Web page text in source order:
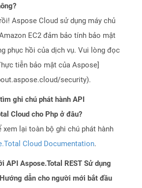
Aspose Cloud sử dụng máy chủ
EC2 đảm bảo tính bảo mật
phục hồi của dịch vụ. Vui lòng đọc
tiễn bảo mật của Aspose]
security).
ghi chú phát hành API
Cloud cho Php ở đâu?
xem lại toàn bộ ghi chú phát hành
Cloud Documentation.
API Aspose.Total REST Sử dụng
dẫn cho người mới bắt đầu